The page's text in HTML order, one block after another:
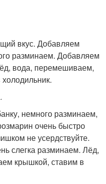
вкус. Добавляем
разминаем. Добавляем
вода, перемешиваем,
немного разминаем,
очень быстро
не усердствуйте.
слегка разминаем. Лёд,
крышкой, ставим в